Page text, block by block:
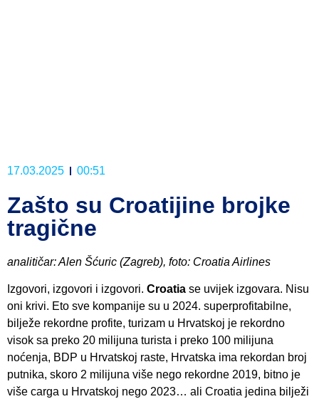
17.03.2025 00:51
Zašto su Croatijine brojke
tragične
analitičar: Alen Šćuric (Zagreb), foto: Croatia Airlines
Izgovori, izgovori i izgovori. Croatia se uvijek izgovara. Nisu
oni krivi. Eto sve kompanije su u 2024. superprofitabilne,
bilježe rekordne profite, turizam u Hrvatskoj je rekordno
visok sa preko 20 milijuna turista i preko 100 milijuna
noćenja, BDP u Hrvatskoj raste, Hrvatska ima rekordan broj
putnika, skoro 2 milijuna više nego rekordne 2019, bitno je
više carga u Hrvatskoj nego 2023… ali Croatia jedina bilježi